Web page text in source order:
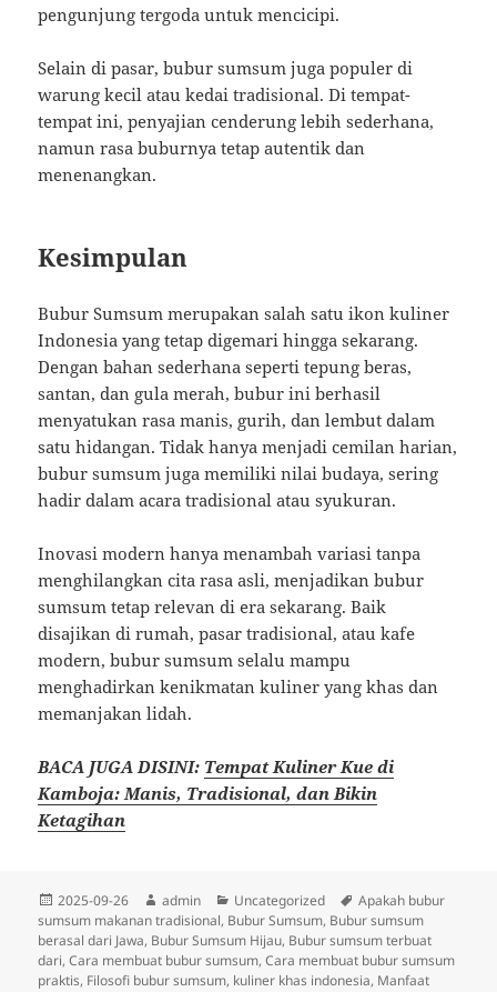
pengunjung tergoda untuk mencicipi.
Selain di pasar, bubur sumsum juga populer di
warung kecil atau kedai tradisional. Di tempat-
tempat ini, penyajian cenderung lebih sederhana,
namun rasa buburnya tetap autentik dan
menenangkan.
Kesimpulan
Bubur Sumsum merupakan salah satu ikon kuliner
Indonesia yang tetap digemari hingga sekarang.
Dengan bahan sederhana seperti tepung beras,
santan, dan gula merah, bubur ini berhasil
menyatukan rasa manis, gurih, dan lembut dalam
satu hidangan. Tidak hanya menjadi cemilan harian,
bubur sumsum juga memiliki nilai budaya, sering
hadir dalam acara tradisional atau syukuran.
Inovasi modern hanya menambah variasi tanpa
menghilangkan cita rasa asli, menjadikan bubur
sumsum tetap relevan di era sekarang. Baik
disajikan di rumah, pasar tradisional, atau kafe
modern, bubur sumsum selalu mampu
menghadirkan kenikmatan kuliner yang khas dan
memanjakan lidah.
BACA JUGA DISINI: Tempat Kuliner Kue di
Kamboja: Manis, Tradisional, dan Bikin
Ketagihan
Diposkan
pada
2025-09-26 Penulis
admin Kategori
Uncategorized Tag
Apakah bubur
sumsum makanan tradisional, Bubur Sumsum, Bubur sumsum
berasal dari Jawa, Bubur Sumsum Hijau, Bubur sumsum terbuat
dari,Cara membuat bubur sumsum,Cara membuat bubur sumsum
praktis, Filosofi bubur sumsum, kuliner khas indonesia, Manfaat